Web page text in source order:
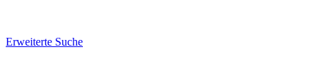
Erweiterte Suche